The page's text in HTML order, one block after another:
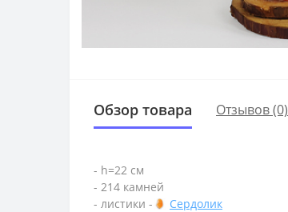
Обзор товара Отзывов (0)
- h=22 см
- 214 камней
- листики -
Сердолик